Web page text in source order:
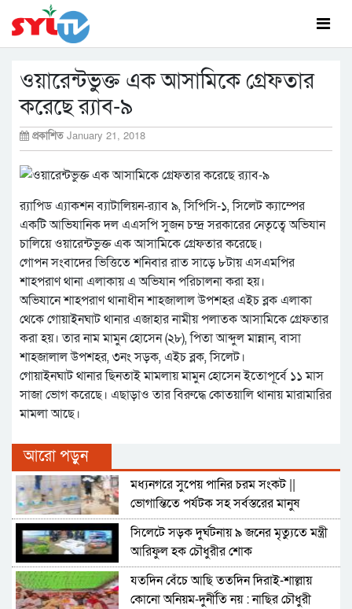
ওয়ারেন্টভুক্ত এক আসামিকে গ্রেফতার
করেছে র‌্যাব-৯
প্রকাশিত January 21, 2018
র‌্যাপিড এ্যাকশন ব্যাটালিয়ন-র‌্যাব ৯, সিপিসি-১, সিলেট ক্যাম্পের
একটি আভিযানিক দল এএসপি সুজন চন্দ্র সরকারের নেতৃত্বে অভিযান
চালিয়ে ওয়ারেন্টভুক্ত এক আসামিকে গ্রেফতার করেছে।
গোপন সংবাদের ভিত্তিতে শনিবার রাত সাড়ে ৮টায় এসএমপির
শাহপরাণ থানা এলাকায় এ অভিযান পরিচালনা করা হয়।
অভিযানে শাহপরাণ থানাধীন শাহজালাল উপশহর এইচ ব্লক এলাকা
থেকে গোয়াইনঘাট থানার এজাহার নামীয় পলাতক আসামিকে গ্রেফতার
করা হয়। তার নাম মামুন হোসেন (২৮), পিতা আব্দুল মান্নান, বাসা
শাহজালাল উপশহর, ৩নং সড়ক, এইচ ব্লক, সিলেট।
গোয়াইনঘাট থানার ছিনতাই মামলায় মামুন হোসেন ইতোপূর্বে ১১ মাস
সাজা ভোগ করেছে। এছাড়াও তার বিরুদ্ধে কোতয়ালি থানায় মারামারির
মামলা আছে।
আরো পড়ুন
মধ্যনগরে সুপেয় পানির চরম সংকট ||
ভোগান্তিতে পর্যটক সহ সর্বস্তরের মানুষ
সিলেটে সড়ক দুর্ঘটনায় ৯ জনের মৃত্যুতে মন্ত্রী
আরিফুল হক চৌধুরীর শোক
যতদিন বেঁচে আছি ততদিন দিরাই-শাল্লায়
কোনো অনিয়ম-দুর্নীতি নয় : নাছির চৌধুরী